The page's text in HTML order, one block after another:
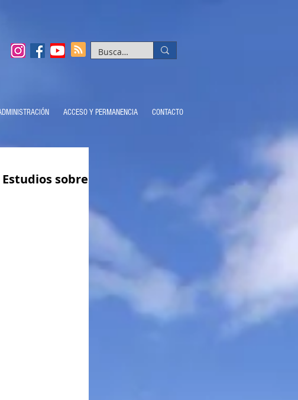
ACCESO Y PERMANENCIA CONTACTO
sobre